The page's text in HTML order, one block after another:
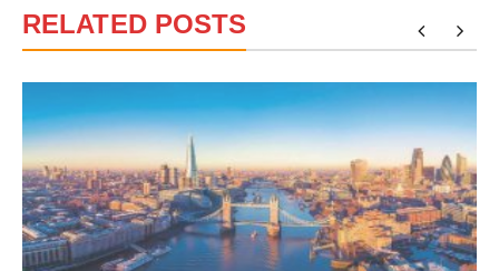
RELATED POSTS